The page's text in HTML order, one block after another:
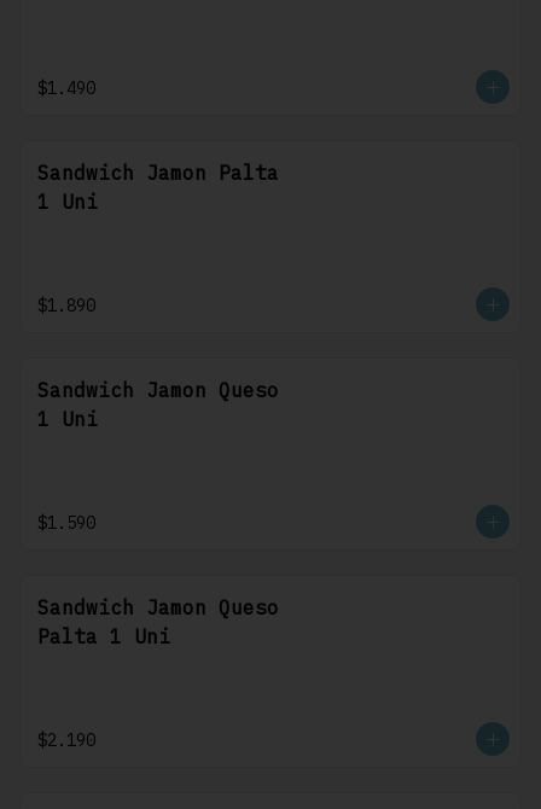
$1.490
Sandwich Jamon Palta
1 Uni
$1.890
Sandwich Jamon Queso
1 Uni
$1.590
Sandwich Jamon Queso
Palta 1 Uni
$2.190